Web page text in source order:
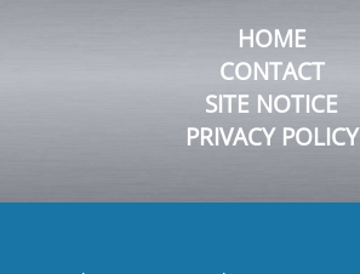
HOME
CONTACT
SITE NOTICE
PRIVACY POLICY